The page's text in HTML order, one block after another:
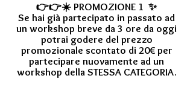
👉👉☀️ PROMOZIONE 1 ✨
Se hai già partecipato in passato ad
un workshop breve da 3 ore da oggi
potrai godere del prezzo
promozionale scontato di 20€ per
partecipare nuovamente ad un
workshop della STESSA CATEGORIA.